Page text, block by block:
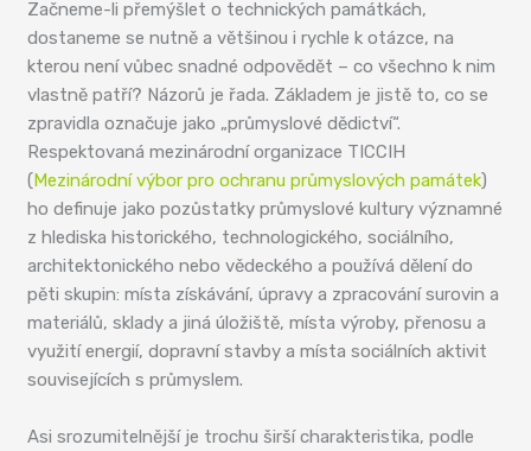
Začneme-li přemýšlet o technických památkách,
dostaneme se nutně a většinou i rychle k otázce, na
kterou není vůbec snadné odpovědět – co všechno k nim
vlastně patří? Názorů je řada. Základem je jistě to, co se
zpravidla označuje jako „průmyslové dědictví“.
Respektovaná mezinárodní organizace TICCIH
( Mezinárodní výbor pro ochranu průmyslových památek)
ho definuje jako pozůstatky průmyslové kultury významné
z hlediska historického, technologického, sociálního,
architektonického nebo vědeckého a používá dělení do
pěti skupin: místa získávání, úpravy a zpracování surovin a
materiálů, sklady a jiná úložiště, místa výroby, přenosu a
využití energií, dopravní stavby a místa sociálních aktivit
souvisejících s průmyslem.
Asi srozumitelnější je trochu širší charakteristika, podle